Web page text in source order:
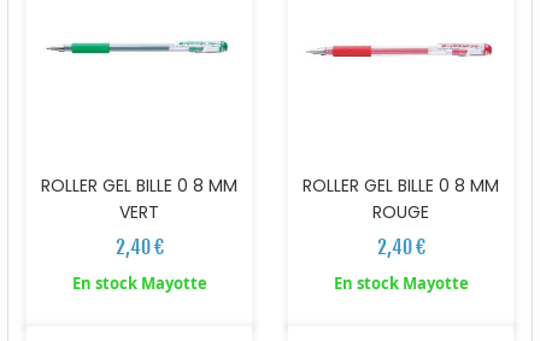
ROLLER GEL BILLE 0 8 MM
VERT
2,40 €
En stock Mayotte
ROLLER GEL BILLE 0 8 MM
ROUGE
2,40 €
En stock Mayotte